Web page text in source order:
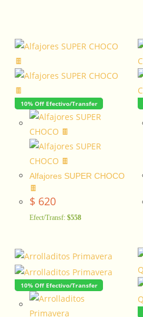
10% Off Efectivo/Transfer
Alfajores SUPER CHOCO
🍫
$ 620
Efect/Transf: $558
10% Off Efectivo/Transfer